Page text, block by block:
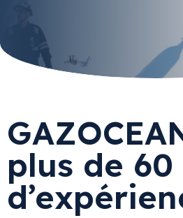
plus de 60